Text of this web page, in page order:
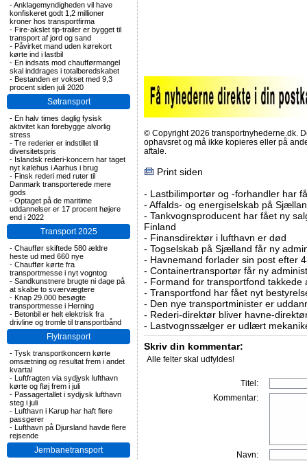
-Anklagemyndigheden vil have
konfiskeret godt 1,2 millioner
kroner hos transportfirma
- Fire-akslet tip-trailer er bygget til
transport af jord og sand
- Påvirket mand uden kørekort
kørte ind i lastbil
- En indsats mod chaufførmangel
skal inddrages i totalberedskabet
- Bestanden er vokset med 9,3
procent siden juli 2020
Søtransport
- En halv times daglig fysisk
aktivitet kan forebygge alvorlig
stress
- Tre rederier er indstillet til
diversitetspris
- Islandsk rederi-koncern har taget
nyt kølehus i Aarhus i brug
- Finsk rederi med ruter til
Danmark transporterede mere
gods
- Optaget på de maritime
uddannelser er 17 procent højere
end i 2022
Transport 2025
- Chauffør skiftede 580 ældre
heste ud med 660 nye
- Chauffør kørte fra
transportmesse i nyt vogntog
- Sandkunstnere brugte ni dage på
at skabe to sværvægtere
- Knap 29.000 besøgte
transportmesse i Herning
- Betonbil er helt elektrisk fra
drivline og tromle til transportbånd
Flytransport
- Tysk transportkoncern kørte
omsætning og resultat frem i andet
kvartal
- Luftfragten via sydjysk lufthavn
kørte og fløj frem i juli
- Passagertallet i sydjysk lufthavn
steg i juli
- Lufthavn i Karup har haft flere
passgerer
- Lufthavn på Djursland havde flere
rejsende
Jernbanetransport
© Copyright 2026 transportnyhederne.dk.
ophavsret og må ikke kopieres eller på
aftale.
Print siden
- Lastbilimportør og -forhandler har
- Affalds- og energiselskab på
- Tankvognsproducent har fået ny
Finland
- Finansdirektør i lufthavn er død
- Togselskab på Sjælland får ny
- Havnemand forlader sin post efter
- Containertransportør får ny
- Formand for transportfond takkede
- Transportfond har fået nyt
- Den nye transportminister er
- Rederi-direktør bliver havne-
- Lastvognssælger er udlært
Skriv din kommentar:
Alle felter skal udfyldes!
Titel:
Kommentar:
Navn: